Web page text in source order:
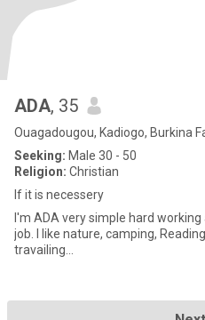
ADA, 35
Ouagadougou, Kadiogo, Burkina
Seeking: Male 30 - 50
Religion: Christian
If it is necessery
I'm ADA very simple hard
job. I like nature, camping,
travailing...